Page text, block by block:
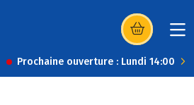
(s’ouvre dans
Prochaine ouverture : Lundi 14:00